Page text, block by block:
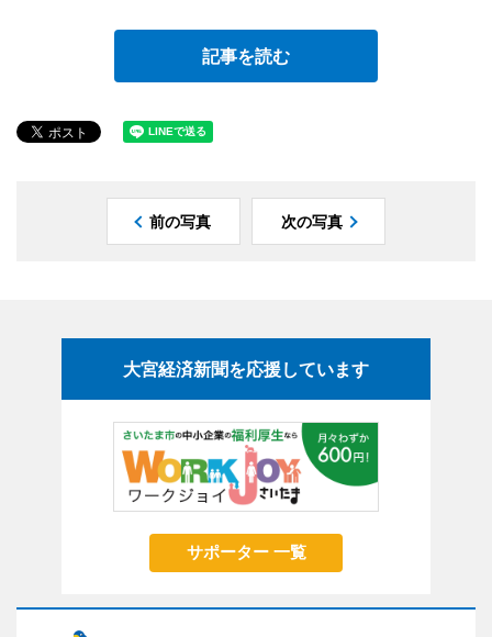
記事を読む
前の写真 次の写真
大宮経済新聞を応援しています
サポーター 一覧